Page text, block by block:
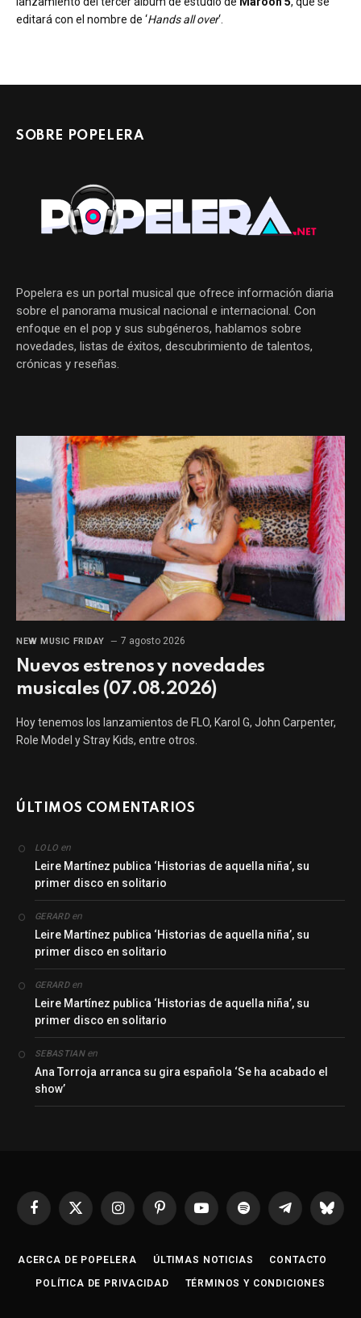
editará con el nombre de ‘Hands all over‘.
SOBRE POPELERA
Popelera es un portal musical que ofrece información diaria
sobre el panorama musical nacional e internacional. Con
enfoque en el pop y sus subgéneros, hablamos sobre
novedades, listas de éxitos, descubrimiento de talentos,
crónicas y reseñas.
NEW MUSIC FRIDAY 7 agosto 2026
Nuevos estrenos y novedades
musicales (07.08.2026)
Hoy tenemos los lanzamientos de FLO, Karol G, John Carpenter,
Role Model y Stray Kids, entre otros.
ÚLTIMOS COMENTARIOS
LOLO en
Leire Martínez publica ‘Historias de aquella niña’, su
primer disco en solitario
GERARDen
Leire Martínez publica ‘Historias de aquella niña’, su
primer disco en solitario
GERARDen
Leire Martínez publica ‘Historias de aquella niña’, su
primer disco en solitario
SEBASTIANen
Ana Torroja arranca su gira española ‘Se ha acabado el
show’
Facebook
X
InstagramPinterestYouTubeSpotify Telegrama
ACERCA DE POPELERA ÚLTIMAS NOTICIAS CONTACTO
POLÍTICA DE PRIVACIDAD TÉRMINOS Y CONDICIONES